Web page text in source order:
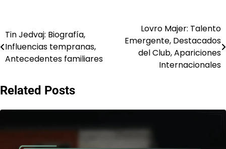
Post
navigation
Tin Jedvaj: Biografía,
Influencias tempranas,
Antecedentes familiares
Lovro Majer: Talento
Emergente, Destacados
del Club, Apariciones
Internacionales
Related Posts